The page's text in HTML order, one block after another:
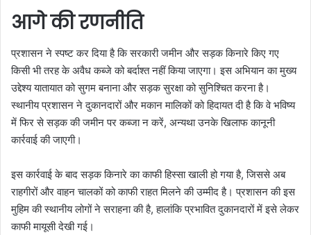
आगे की रणनीति
प्रशासन ने स्पष्ट कर दिया है कि सरकारी जमीन और सड़क किनारे किए गए
किसी भी तरह के अवैध कब्जे को बर्दाश्त नहीं किया जाएगा। इस अभियान का मुख्य
उद्देश्य यातायात को सुगम बनाना और सड़क सुरक्षा को सुनिश्चित करना है।
स्थानीय प्रशासन ने दुकानदारों और मकान मालिकों को हिदायत दी है कि वे भविष्य
में फिर से सड़क की जमीन पर कब्जा न करें, अन्यथा उनके खिलाफ कानूनी
कार्रवाई की जाएगी।
इस कार्रवाई के बाद सड़क किनारे का काफी हिस्सा खाली हो गया है, जिससे अब
राहगीरों और वाहन चालकों को काफी राहत मिलने की उम्मीद है। प्रशासन की इस
मुहिम की स्थानीय लोगों ने सराहना की है, हालांकि प्रभावित दुकानदारों में इसे लेकर
काफी मायूसी देखी गई।